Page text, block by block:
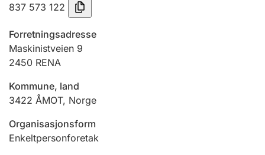
Tinglysing
Jeger
Ektepaktveileder
837 573 122
Forretningsadresse
Maskinistveien 9
2450 RENA
Kommune, land
3422 ÅMOT, Norge
Organisasjonsform
Enkeltpersonforetak